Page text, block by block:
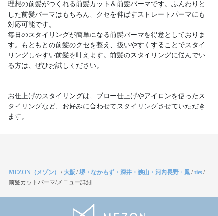
理想の前髪がつくれる前髪カット＆前髪パーマです。ふんわりと
した前髪パーマはもちろん、クセを伸ばすストレートパーマにも
対応可能です。
毎日のスタイリングが簡単になる前髪パーマを得意としておりま
す。もともとの前髪のクセを整え、扱いやすくすることでスタイ
リングしやすい前髪を叶えます。前髪のスタイリングに悩んでい
る方は、ぜひお試しください。
お仕上げのスタイリングは、ブロー仕上げやアイロンを使ったス
タイリングなど、お好みに合わせてスタイリングさせていただき
ます。
MEZON（メゾン） /大阪 /堺・なかもず・深井・狭山・河内長野・鳳/ties/
前髪カットパーマ/メニュー詳細